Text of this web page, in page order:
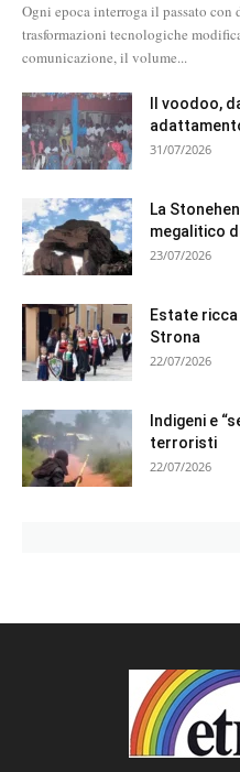
Ogni epoca interroga il passato
trasformazioni tecnologiche
comunicazione, il volume...
Il voodoo,
31/07/2026
La
megalitico
23/07/2026
Estate
Strona
22/07/2026
Indigeni e
terroristi
22/07/2026